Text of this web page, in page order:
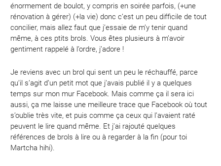
énormement de boulot, y compris en soirée parfois, (+une
rénovation à gérer) (+la vie) donc c’est un peu difficile de tout
concilier, mais allez faut que j’essaie de m’y tenir quand
même, à ces ptits brols. Vous êtes plusieurs à m’avoir
gentiment rappelé à l’ordre, j’adore !
Je reviens avec un brol qui sent un peu le réchauffé, parce
qu’il s’agit d’un petit mot que j’avais publié il y a quelques
temps sur mon mur Facebook. Mais comme ça il sera ici
aussi, ça me laisse une meilleure trace que Facebook où tout
s’oublie très vite, et puis comme ça ceux qui l’avaient raté
peuvent le lire quand même. Et j’ai rajouté quelques
références de brols à lire ou à regarder à la fin (pour toi
Martcha hihi).